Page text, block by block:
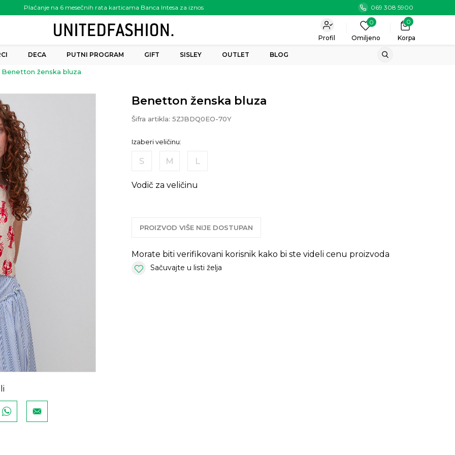
Plaćanje na 6 mesečnih rata karticama Banca Intesa za iznos
preko 6.000.00 rsd
069 308 5900
Korpa
0
0
Omiljeno
Profil
DECA PUTNI PROGRAM GIFT SISLEY OUTLET BLOG
Benetton ženska bluza
Benetton ženska bluza
Šifra artikla: 5ZJBDQ0EO-70Y
Izaberi veličinu:
S M L
Vodič za veličinu
PROIZVOD VIŠE NIJE DOSTUPAN
Morate biti verifikovani korisnik kako bi ste videli cenu proizvoda
Sačuvajte u listi želja